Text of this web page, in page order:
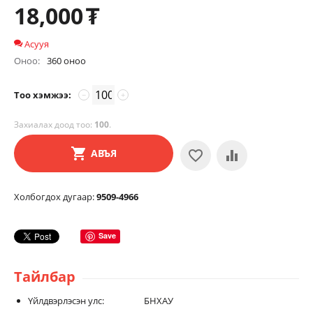
18,000₮
Асууя
Оноо: 360 оноо
Тоо хэмжээ: +
−
Захиалах доод тоо: 100.
АВЪЯ
Холбогдох дугаар:9509-4966
Save
Тайлбар
Үйлдвэрлэсэн улс: БНХАУ